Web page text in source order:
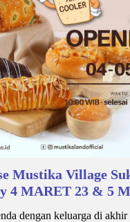
Mustika Village
4 MARET 23 & 5
dengan keluarga di